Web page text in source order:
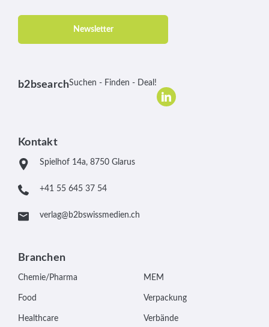
Newsletter
b2bsearchSuchen - Finden - Deal!
Kontakt
Spielhof 14a, 8750 Glarus
+41 55 645 37 54
verlag@b2bswissmedien.ch
Branchen
Chemie/Pharma
Food
Healthcare
MEM
Verpackung
Verbände